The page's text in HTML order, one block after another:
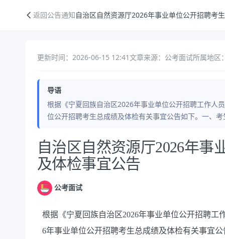
返回公告通知自治区自然资源厅2026年事业单位公开招聘考
更新时间：2026-06-15 12:41文章来源：公考面试所属地区
导语
根据《宁夏回族自治区2026年事业单位公开招聘工作人
位公开招聘考生总成绩及体检有关事宜公告如下。一、
公告正文
自治区自然资源厅2026年事
及体检事宜公告
公考面试
根据《宁夏回族自治区2026年事业单位公开招聘工
6年事业单位公开招聘考生总成绩及体检有关事宜